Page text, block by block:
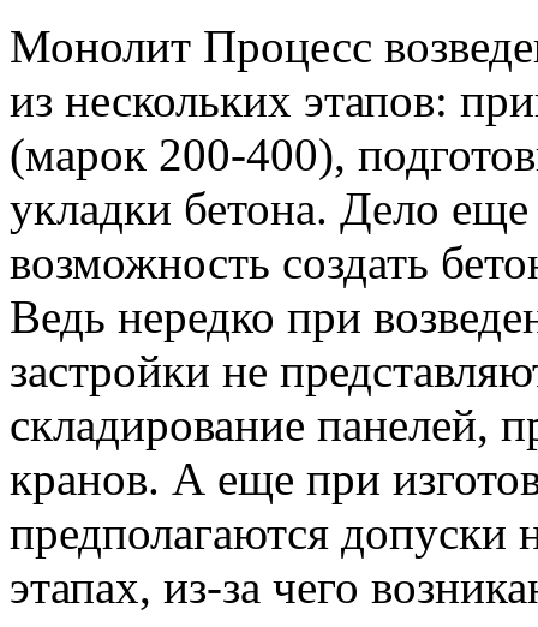
Монолит Процесс
из нескольких этапов:
(марок 200-400),
укладки бетона. Дело
возможность создать
Ведь нередко при
застройки не
складирование панелей,
кранов. А еще при
предполагаются допуски
этапах, из-за чего